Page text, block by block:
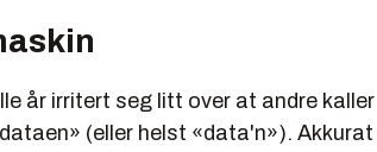
år irritert seg litt over at andre kaller
(eller helst «data'n»). Akkurat